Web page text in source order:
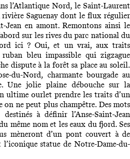
l’Atlantique Nord, le Saint-Laurent
rivière Saguenay dont le flux régulier
Jean en amont. Remontons ainsi le
sur les rives du parc national du
ici ? Oui, et un vrai, aux traits
bleu impassible qui zigzague
dispute à la forêt sa place au soleil.
du-Nord, charmante bourgade au
Une jolie plaine débouche sur la
ultime ourlet prendre les traits d’un
ne peut plus champêtre. Des mots
à définir l’Anse-Saint-Jean
même nom et les eaux du fjord. Ses
mèneront d’un pont couvert à de
statue de Notre-Dame-du-